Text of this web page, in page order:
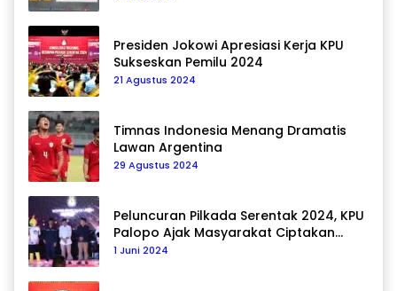
Presiden Jokowi Apresiasi Kerja KPU
Sukseskan Pemilu 2024
21 Agustus 2024
Timnas Indonesia Menang Dramatis
Lawan Argentina
29 Agustus 2024
Peluncuran Pilkada Serentak 2024, KPU
Palopo Ajak Masyarakat Ciptakan
Pilkada Damai
1 Juni 2024